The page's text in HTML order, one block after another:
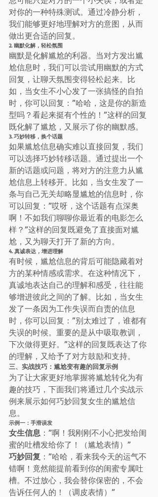
对你的一种特殊测试。通过冷静分析，
我们能够更好地理解对方的意图，从而
做出更合适的回复。
2. 幽默化解，轻松氛围
幽默是化解尴尬的利器。当对方发出尴
尬信息时，我们可以尝试用幽默的方式
回复，让聊天氛围变得轻松起来。比
如，当女生不小心发了一张搞怪的自拍
时，你可以回复：”哈哈，这是你的新造
型吗？看起来挺有个性的！”这样的回复
既化解了尴尬，又展示了你的幽默感。
3. 巧妙转移，换个话题
如果尴尬信息确实难以直接回复，我们
可以选择巧妙转移话题。通过提出一个
新的话题或问题，将对方的注意力从尴
尬信息上转移开。比如，当女生发了一
条与自己无关却略显尴尬的信息时，你
可以回复：”哎呀，这个话题有点深奥
啊！不如我们聊聊你最近看的电影怎么
样？”这样的回复既避免了直接面对尴
尬，又为聊天打开了新的方向。
4. 真诚表达，增进理解
有时候，尴尬信息的背后可能隐藏着对
方的某种情感或需求。在这种情况下，
真诚地表达自己的理解和感受，往往能
够增进彼此之间的了解。比如，当女生
发了一条因为工作失误而自责的信息
时，你可以回复：”别太难过了，谁都有
失误的时候。重要的是从中吸取教训，
下次做得更好。”这样的回复既表达了你
的理解，又给予了对方鼓励和支持。
三、实战技巧：尴尬变有趣的回复示例
为了让大家更好地掌握将尴尬转化为有
趣的技巧，下面我们将通过几个实战示
例来展示如何巧妙回复女生的尴尬信
息。
示例一：手滑误发
女生信息 ：”啊！我刚刚不小心把发给闺
蜜的吐槽发给你了！（尴尬表情）”
巧妙回复 ：”哈哈，看来我今天的运气不
错啊！竟然能提前看到你的闺蜜专属吐
槽。不过放心，我会替你保密的，不会
告诉任何人的！（调皮表情）”